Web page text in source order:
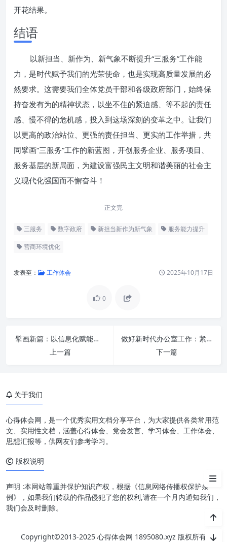
开花结果。
结语
以新担当、新作为、新气象不断提升“三服务”工作能
力，是时代赋予我们的光荣使命，也是实现高质量发展的必
然要求。这需要我们全体党员干部和各级政府部门，始终保
持奋发有为的精神状态，以坐不住的紧迫感、等不起的责任
感、慢不得的危机感，投入到这场深刻的变革之中。让我们
以更高的政治站位、更强的责任担当、更实的工作举措，共
同擘画“三服务”工作的新蓝图，开创服务企业、服务项目、
服务基层的新局面，为建设富强民主文明和谐美丽的社会主
义现代化强国而不懈奋斗！
正文完
三服务 数字政府 新担当新作为新气象 服务能力提升
营商环境优化
发表至： 工作体会 2025年10月17日
0
擘画新篇：以信息化赋能办公厅工作现代化，主动作为服务大局
上一篇
做好新时代办公室工作：紧紧扭住“三根针”，激活高效能
下一篇
新担当：勇于直面问题，敢于攻
营商环境
不断提升：持之以恒，久久为功
关于我们
心得体会网，是一个优秀实用文档分享平台，为大家提供各类常用范
文、实用性文档，涵盖心得体会、党会发言、学习体会、工作体会、
思想汇报等，供网友们参考学习。
版权说明
声明 :本网站尊重并保护知识产权，根据《信息网络传播权保护条
例》，如果我们转载的作品侵犯了您的权利,请在一个月内通知我们，
我们会及时删除。
Copyright©2013-2025 心得体会网 1895080.xyz 版权所有